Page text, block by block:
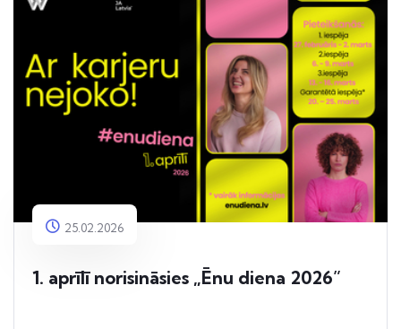
25.02.2026
1. aprīlī norisināsies „Ēnu diena 2026”